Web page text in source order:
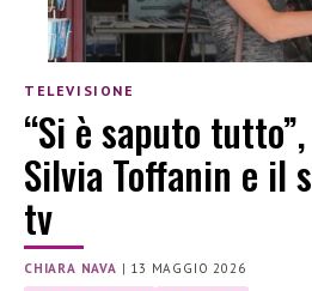
TELEVISIONE
“Si è saputo
Silvia Toffanin e il
tv
CHIARA NAVA | 13 MAGGIO 2026